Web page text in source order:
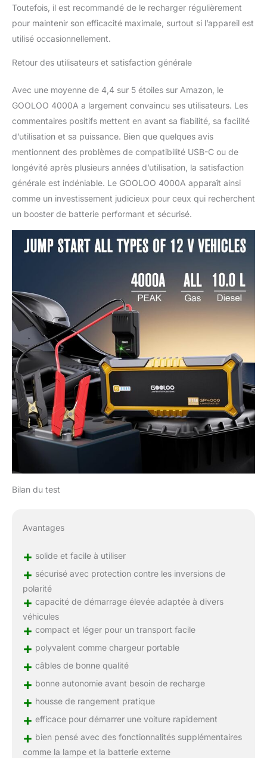
Toutefois, il est recommandé de le recharger régulièrement
pour maintenir son efficacité maximale, surtout si l’appareil est
utilisé occasionnellement.
Retour des utilisateurs et satisfaction générale
Avec une moyenne de 4,4 sur 5 étoiles sur Amazon, le
GOOLOO 4000A a largement convaincu ses utilisateurs. Les
commentaires positifs mettent en avant sa fiabilité, sa facilité
d’utilisation et sa puissance. Bien que quelques avis
mentionnent des problèmes de compatibilité USB-C ou de
longévité après plusieurs années d’utilisation, la satisfaction
générale est indéniable. Le GOOLOO 4000A apparaît ainsi
comme un investissement judicieux pour ceux qui recherchent
un booster de batterie performant et sécurisé.
Bilan du test
Avantages
+ solide et facile à utiliser
+ sécurisé avec protection contre les inversions de
polarité
+ capacité de démarrage élevée adaptée à divers
véhicules
+ compact et léger pour un transport facile
+ polyvalent comme chargeur portable
+ câbles de bonne qualité
+ bonne autonomie avant besoin de recharge
+ housse de rangement pratique
+ efficace pour démarrer une voiture rapidement
+ bien pensé avec des fonctionnalités supplémentaires
comme la lampe et la batterie externe